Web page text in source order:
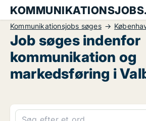
Kommunikationsjobs søges
Job søges indenfor
kommunikation og
markedsføring i